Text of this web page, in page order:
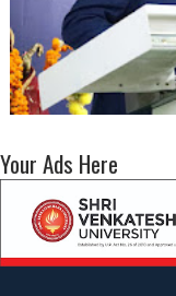
Your Ads Here